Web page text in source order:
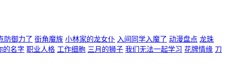
防御力了 街角魔族 小林家的龙女仆 入间同学入魔了 动漫盘点 龙珠
的名字 职业人格 工作细胞 三月的狮子 我们无法一起学习 花牌情缘 刀